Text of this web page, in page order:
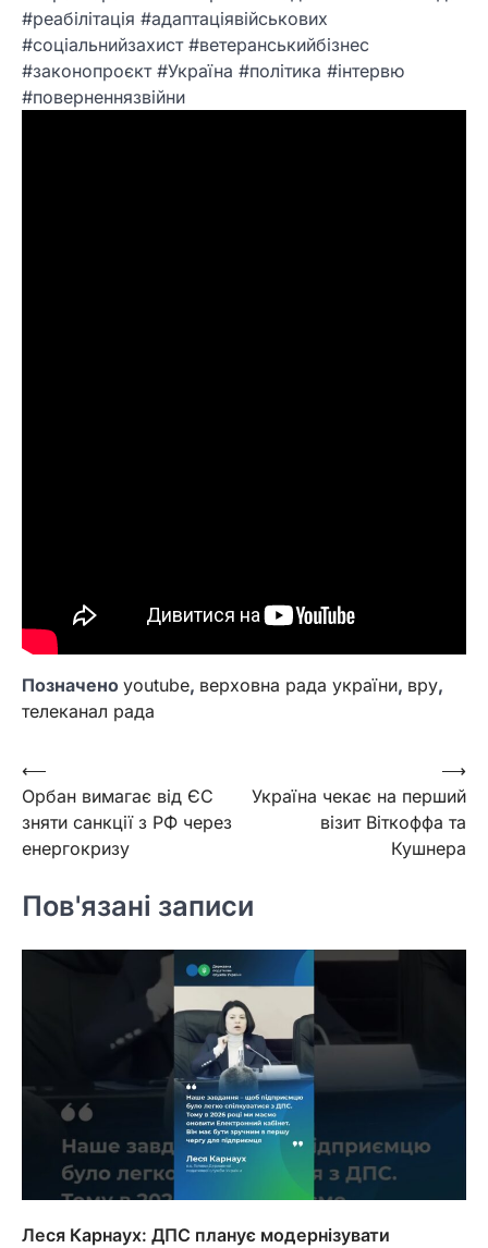
#реабілітація #адаптаціявійськових
#соціальнийзахист #ветеранськийбізнес
#законопроєкт #Україна #політика #інтервю
#поверненнязвійни
Позначено youtube, верховна рада україни, вру,
телеканал рада
Навігація
записів
⟵
Орбан вимагає від ЄС
зняти санкції з РФ через
енергокризу
Україна чекає на перший
візит Віткоффа та
Кушнера
⟶
Пов'язані записи
Леся Карнаух: ДПС планує модернізувати